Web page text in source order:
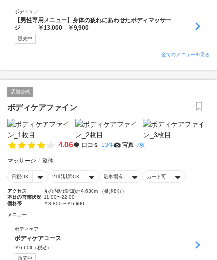
ボディケア
【男性専用メニュー】身体の疲れにあわせたボディマッサー
ジ ￥13,000→￥9,900
販売中
全てのメニューを見る
店舗公式
ボディケアファイン
4.06 口コミ 13件 写真 7枚
マッサージ 整体
日祝OK 21時以降OK 駐車場有 カード可
アクセス
丸の内駅(愛知)から630m （徒歩8分）
本日の営業状況 11:00〜22:00
価格帯
￥3,800〜￥6,600
メニュー
ボディケア
ボディケアコース
￥6,600 （税込）
販売中